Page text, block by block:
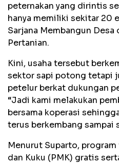
peternakan yang dirintis
hanya memiliki sekitar 20
Sarjana Membangun Desa
Pertanian.
Kini, usaha tersebut
sektor sapi potong tetapi
petelur berkat dukungan
“Jadi kami melakukan
bersama koperasi
terus berkembang sampai
Menurut Suparto,
dan Kuku (PMK) gratis